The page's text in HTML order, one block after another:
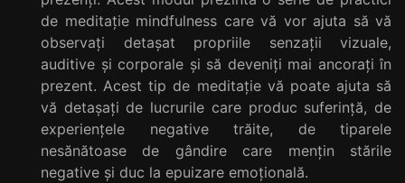
de meditație mindfulness care vă vor ajuta să vă
observați detașat propriile senzații vizuale,
auditive și corporale și să deveniți mai ancorați în
prezent. Acest tip de meditație vă poate ajuta să
vă detașați de lucrurile care produc suferință, de
experiențele negative trăite, de tiparele
nesănătoase de gândire care mențin stările
negative și duc la epuizare emoțională.